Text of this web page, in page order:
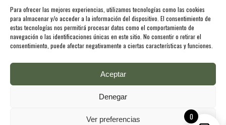
Para ofrecer las mejores experiencias, utilizamos tecnologías como las cookies
para almacenar y/o acceder a la información del dispositivo. El consentimiento de
estas tecnologías nos permitirá procesar datos como el comportamiento de
navegación o las identificaciones únicas en este sitio. No consentir o retirar el
consentimiento, puede afectar negativamente a ciertas características y funciones.
Aceptar
Denegar
Ver preferencias
Copyright @ De Molina 2025 0